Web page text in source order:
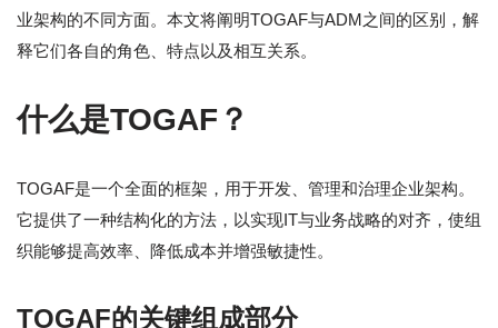
业架构的不同方面。本文将阐明TOGAF与ADM之间的区别，解
释它们各自的角色、特点以及相互关系。
什么是TOGAF？
TOGAF是一个全面的框架，用于开发、管理和治理企业架构。
它提供了一种结构化的方法，以实现IT与业务战略的对齐，使组
织能够提高效率、降低成本并增强敏捷性。
TOGAF的关键组成部分